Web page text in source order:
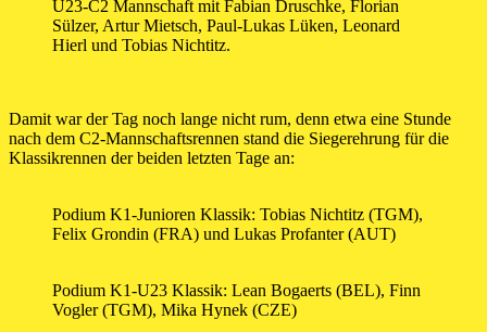
U23-C2 Mannschaft mit Fabian Druschke, Florian
Sülzer, Artur Mietsch, Paul-Lukas Lüken, Leonard
Hierl und Tobias Nichtitz.
Damit war der Tag noch lange nicht rum, denn etwa eine Stunde
nach dem C2-Mannschaftsrennen stand die Siegerehrung für die
Klassikrennen der beiden letzten Tage an:
Podium K1-Junioren Klassik: Tobias Nichtitz (TGM),
Felix Grondin (FRA) und Lukas Profanter (AUT)
Podium K1-U23 Klassik: Lean Bogaerts (BEL), Finn
Vogler (TGM), Mika Hynek (CZE)